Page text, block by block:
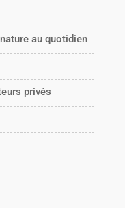
au quotidien
privés